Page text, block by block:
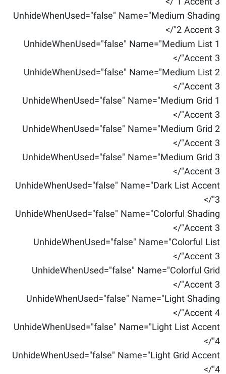
UnhideWhenUsed="false" Name="Medium Shading
2 Accent 3"/>
UnhideWhenUsed="false" Name="Medium List 1
Accent 3"/>
UnhideWhenUsed="false" Name="Medium List 2
Accent 3"/>
UnhideWhenUsed="false" Name="Medium Grid 1
Accent 3"/>
UnhideWhenUsed="false" Name="Medium Grid 2
Accent 3"/>
UnhideWhenUsed="false" Name="Medium Grid 3
Accent 3"/>
UnhideWhenUsed="false" Name="Dark List Accent
3"/>
UnhideWhenUsed="false" Name="Colorful Shading
Accent 3"/>
UnhideWhenUsed="false" Name="Colorful List
Accent 3"/>
UnhideWhenUsed="false" Name="Colorful Grid
Accent 3"/>
UnhideWhenUsed="false" Name="Light Shading
Accent 4"/>
UnhideWhenUsed="false" Name="Light List Accent
4"/>
UnhideWhenUsed="false" Name="Light Grid Accent
4"/>